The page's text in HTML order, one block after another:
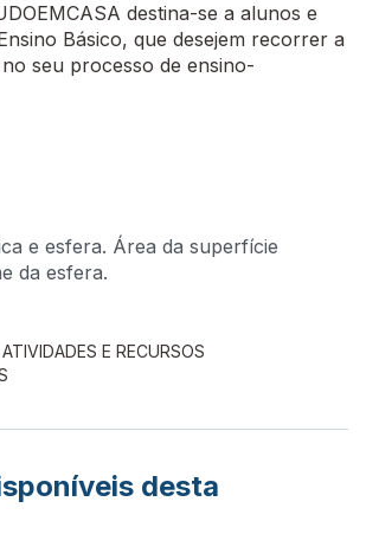
destina-se a alunos e
Básico, que desejem recorrer a
seu processo de ensino-
e esfera. Área da superfície
da esfera.
E RECURSOS
desta